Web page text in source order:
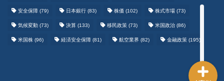
安全保障 (79) 日本銀行 (83) 株価 (102) 株式市場 (73)
気候変動 (73) 決算 (133) 移民政策 (73) 米国政治 (86)
米国株 (96) 経済安全保障 (81) 航空業界 (82) 金融政策 (195)
サッカーまとめ